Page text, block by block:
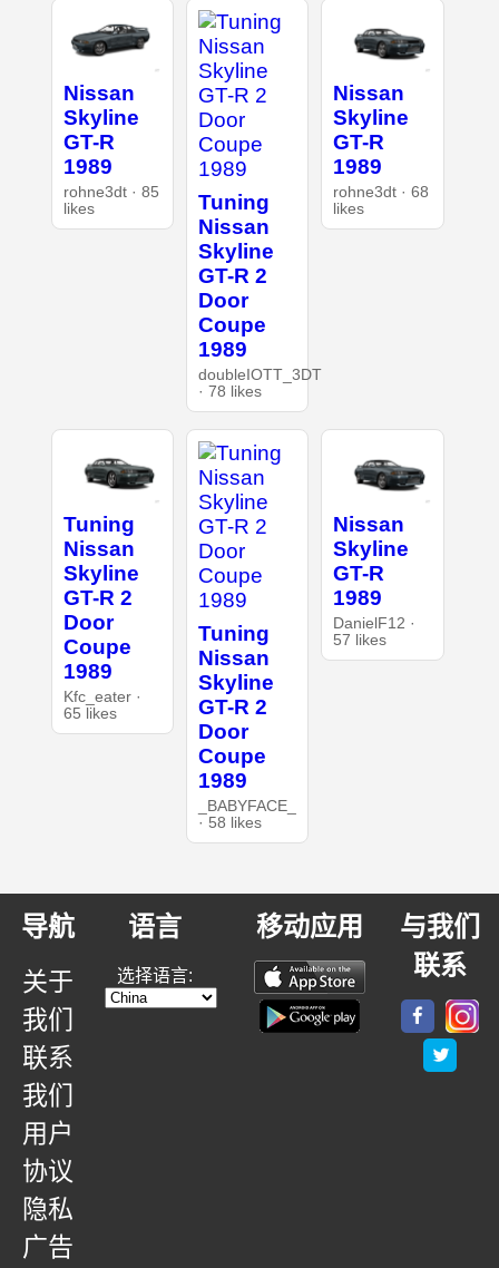
Nissan
Skyline
GT-R
1989
rohne3dt · 85
likes
Tuning
Nissan
Skyline
GT-R 2
Door
Coupe
1989
doubleIOTT_3DT
· 78 likes
Nissan
Skyline
GT-R
1989
rohne3dt · 68
likes
Tuning
Nissan
Skyline
GT-R 2
Door
Coupe
1989
Kfc_eater ·
65 likes
Tuning
Nissan
Skyline
GT-R 2
Door
Coupe
1989
_BABYFACE_
· 58 likes
Nissan
Skyline
GT-R
1989
DanielF12 ·
57 likes
导航
关于
我们
联系
我们
用户
协议
隐私
广告
语言
选择语言:
移动应用
与我们
联系